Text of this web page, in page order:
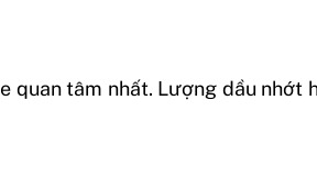
quan tâm nhất. Lượng dầu